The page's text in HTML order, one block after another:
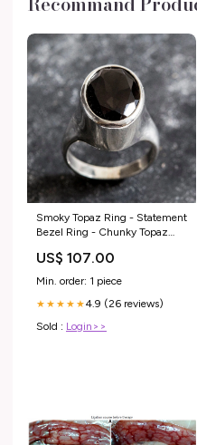
Smoky Topaz Ring - Statement
Bezel Ring - Chunky Topaz
US$ 107.00
Min. order: 1 piece
★★★★★4.9 (26 reviews)
Sold : Login>>